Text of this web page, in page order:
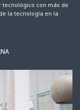
tecnológico con más de
la tecnología en la